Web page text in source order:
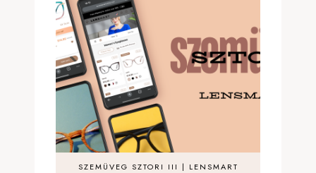
SZEMÜVEG SZTORI III | LENSMART